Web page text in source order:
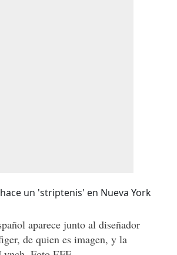
aparece junto al diseñador
de quien es imagen, y la